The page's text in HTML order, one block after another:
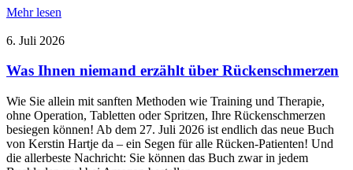
Mehr lesen
6. Juli 2026
Was Ihnen niemand erzählt über Rückenschmerzen
Wie Sie allein mit sanften Methoden wie Training und Therapie,
ohne Operation, Tabletten oder Spritzen, Ihre Rückenschmerzen
besiegen können! Ab dem 27. Juli 2026 ist endlich das neue Buch
von Kerstin Hartje da – ein Segen für alle Rücken-Patienten! Und
die allerbeste Nachricht: Sie können das Buch zwar in jedem